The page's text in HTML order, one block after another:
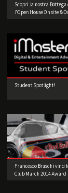
Scopri la nostra
l’Open House On site &
Student Spotlight!
Francesco Bruschi
Club March 2014 Award